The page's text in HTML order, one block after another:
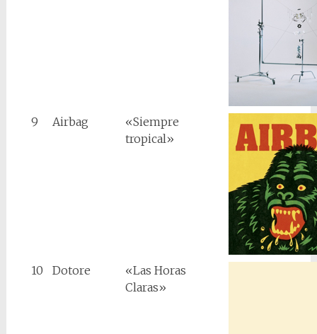
9 Airbag
«Siempre
tropical»
10 Dotore
«Las Horas
Claras»